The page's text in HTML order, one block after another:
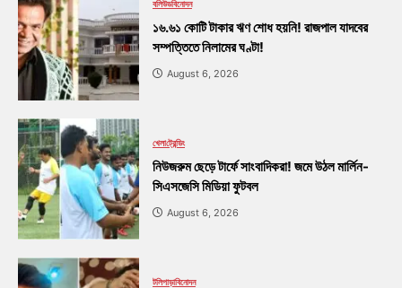
বলিউডবিনোদন
১৬.৬১ কোটি টাকার ঋণ শোধ হয়নি! রাজপাল যাদবের
সম্পত্তিতে নিলামের ঘণ্টা!
August 6, 2026
খেলাট্রেন্ডিং
নিউজরুম ছেড়ে টার্ফে সাংবাদিকরা! জমে উঠল মার্লিন-
সিএসজেসি মিডিয়া ফুটবল
August 6, 2026
টলিপাড়াবিনোদন